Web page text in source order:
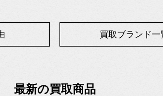
買取ブランド一
最新の買取商品